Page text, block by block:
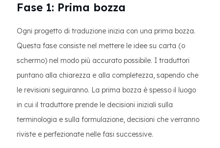
Fase 1: Prima bozza
Ogni progetto di traduzione inizia con una prima bozza.
Questa fase consiste nel mettere le idee su carta (o
schermo) nel modo più accurato possibile. I traduttori
puntano alla chiarezza e alla completezza, sapendo che
le revisioni seguiranno. La prima bozza è spesso il luogo
in cui il traduttore prende le decisioni iniziali sulla
terminologia e sulla formulazione, decisioni che verranno
riviste e perfezionate nelle fasi successive.